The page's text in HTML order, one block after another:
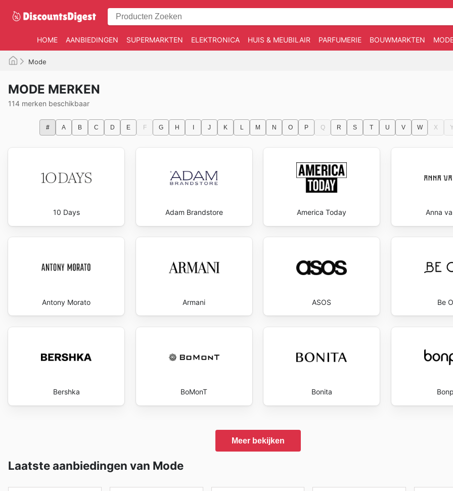
HOME AANBIEDINGEN SUPERMARKTEN ELEKTRONICA HUIS & MEUBILAIR PARFUMERIE BOUWMARKTEN
Mode
MODE MERKEN
114 merken beschikbaar
# A B C D E F G H J K L M N O P Q R S T U V W X
10 Days Adam Brandstore America Today Anna
Antony Morato Armani ASOS Be
Bershka BoMonT Bonita
Meer bekijken
Laatste aanbiedingen van Mode